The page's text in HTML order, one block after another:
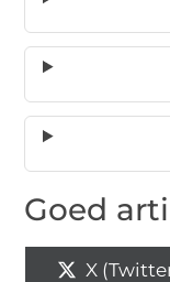
Goed
X